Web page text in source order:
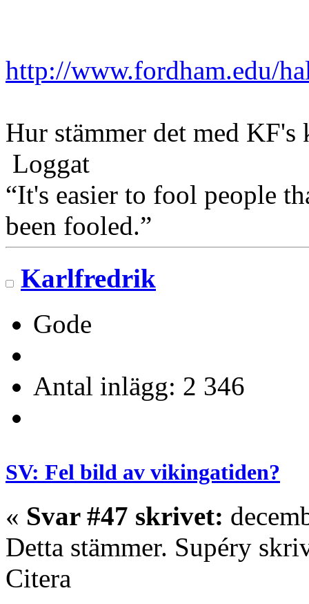
http://www.fordham.edu/
Hur stämmer det med KF's
Loggat
“It's easier to fool people
been fooled.”
Karlfredrik
Gode
Antal inlägg: 2 346
SV: Fel bild av vikingatiden?
« Svar #47 skrivet:
Detta stämmer. Supéry
Citera